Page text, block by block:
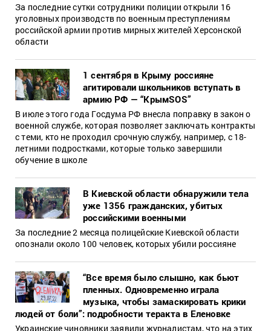
За последние сутки сотрудники полиции открыли 16
уголовных производств по военным преступлениям
российской армии против мирных жителей Херсонской
области
1 сентября в Крыму россияне
агитировали школьников вступать в
армию РФ — “КрымSOS”
В июле этого года Госдума РФ внесла поправку в закон о
военной службе, которая позволяет заключать контракты
с теми, кто не проходил срочную службу, например, с 18-
летними подростками, которые только завершили
обучение в школе
В Киевской области обнаружили тела
уже 1356 гражданских, убитых
российскими военными
За последние 2 месяца полицейские Киевской области
опознали около 100 человек, которых убили россияне
“Все время было слышно, как бьют
пленных. Одновременно играла
музыка, чтобы замаскировать крики
людей от боли”: подробности теракта в Еленовке
Украинские чиновники заявили журналистам, что на этих